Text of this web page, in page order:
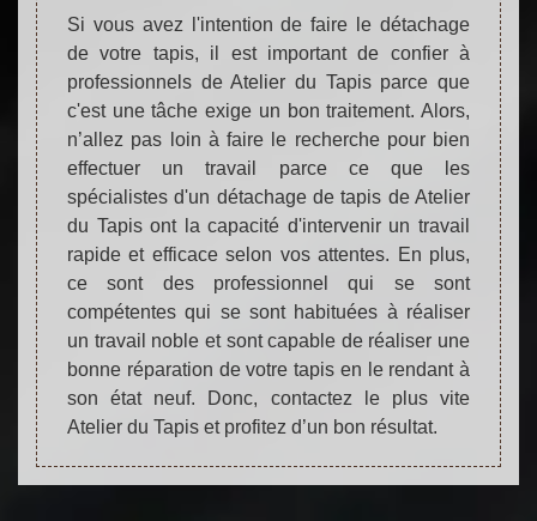
Si vous avez l'intention de faire le détachage
de votre tapis, il est important de confier à
professionnels de Atelier du Tapis parce que
c'est une tâche exige un bon traitement. Alors,
n’allez pas loin à faire le recherche pour bien
effectuer un travail parce ce que les
spécialistes d'un détachage de tapis de Atelier
du Tapis ont la capacité d'intervenir un travail
rapide et efficace selon vos attentes. En plus,
ce sont des professionnel qui se sont
compétentes qui se sont habituées à réaliser
un travail noble et sont capable de réaliser une
bonne réparation de votre tapis en le rendant à
son état neuf. Donc, contactez le plus vite
Atelier du Tapis et profitez d’un bon résultat.